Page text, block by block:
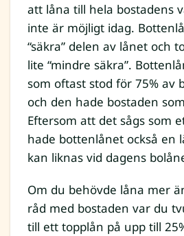
att låna till hela bostadens
inte är möjligt idag.
“säkra” delen av lånet och
lite “mindre säkra”.
som oftast stod för 75% av
och den hade bostaden
Eftersom att det sågs som
hade bottenlånet också en
kan liknas vid dagens
Om du behövde låna mer
råd med bostaden var du
till ett topplån på upp till